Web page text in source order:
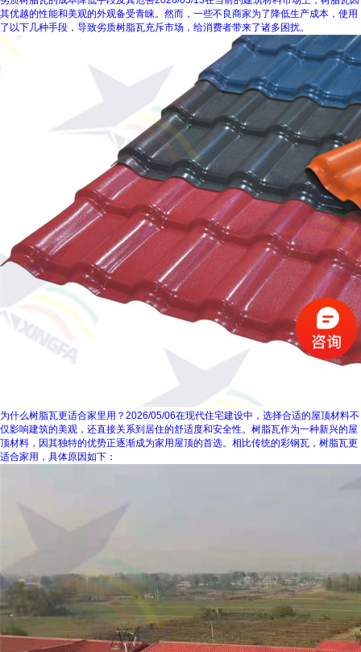
其优越的性能和美观的外观备受青睐。然而，一些不良商家为了降低生产成本，使用
了以下几种手段，导致劣质树脂瓦充斥市场，给消费者带来了诸多困扰。
为什么树脂瓦更适合家里用？ 2026/05/06在现代住宅建设中，选择合适的屋顶材料不
仅影响建筑的美观，还直接关系到居住的舒适度和安全性。树脂瓦作为一种新兴的屋
顶材料，因其独特的优势正逐渐成为家用屋顶的首选。相比传统的彩钢瓦，树脂瓦更
适合家用，具体原因如下：